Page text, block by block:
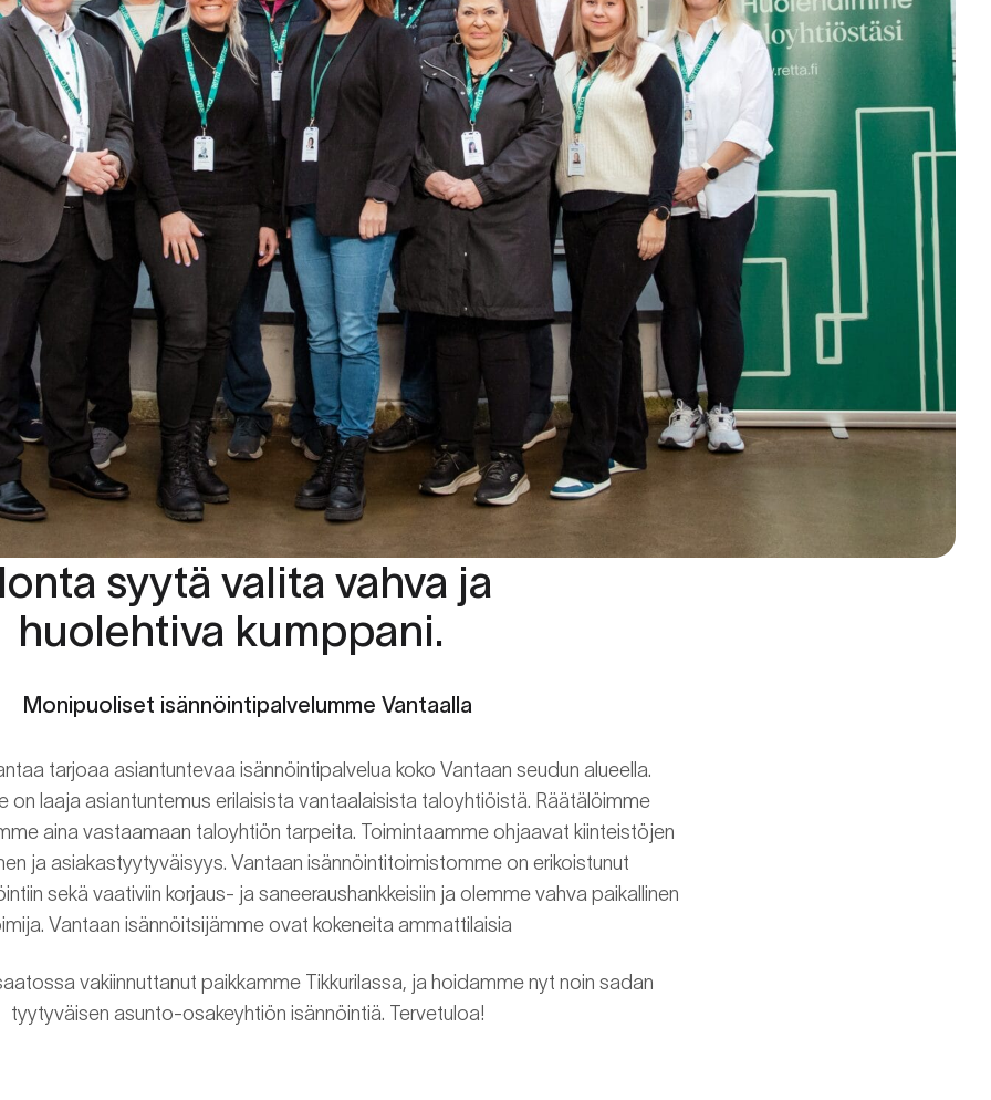
syytä valita vahva ja
huolehtiva kumppani.
Monipuoliset isännöintipalvelumme Vantaalla
tarjoaa asiantuntevaa isännöintipalvelua koko Vantaan seudun alueella.
on laaja asiantuntemus erilaisista vantaalaisista taloyhtiöistä. Räätälöimme
aina vastaamaan taloyhtiön tarpeita. Toimintaamme ohjaavat kiinteistöjen
ja asiakastyytyväisyys. Vantaan isännöintitoimistomme on erikoistunut
sekä vaativiin korjaus- ja saneeraushankkeisiin ja olemme vahva paikallinen
Vantaan isännöitsijämme ovat kokeneita ammattilaisia
vakiinnuttanut paikkamme Tikkurilassa, ja hoidamme nyt noin sadan
tyytyväisen asunto-osakeyhtiön isännöintiä. Tervetuloa!